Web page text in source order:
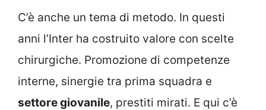
C’è anche un tema di metodo. In questi
anni l’Inter ha costruito valore con scelte
chirurgiche. Promozione di competenze
interne, sinergie tra prima squadra e
settore giovanile, prestiti mirati. E qui c’è